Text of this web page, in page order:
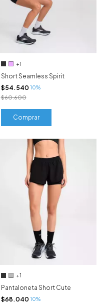
+1
Short Seamless Spirit
$54.540 10%
$60.600
Comprar
+1
Pantaloneta Short Cute
$68.040 10%